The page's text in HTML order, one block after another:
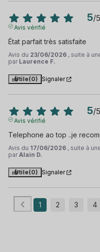
5/5
Avis vérifié
État parfait très satisfaite
Avis du 23/06/2026 , suite à
par Laurence F.
Utile(0) Signaler
5/5
Avis vérifié
Telephone ao top ..je
Avis du 17/06/2026 , suite à
par Alain D.
Utile(0) Signaler
1 2 3 4